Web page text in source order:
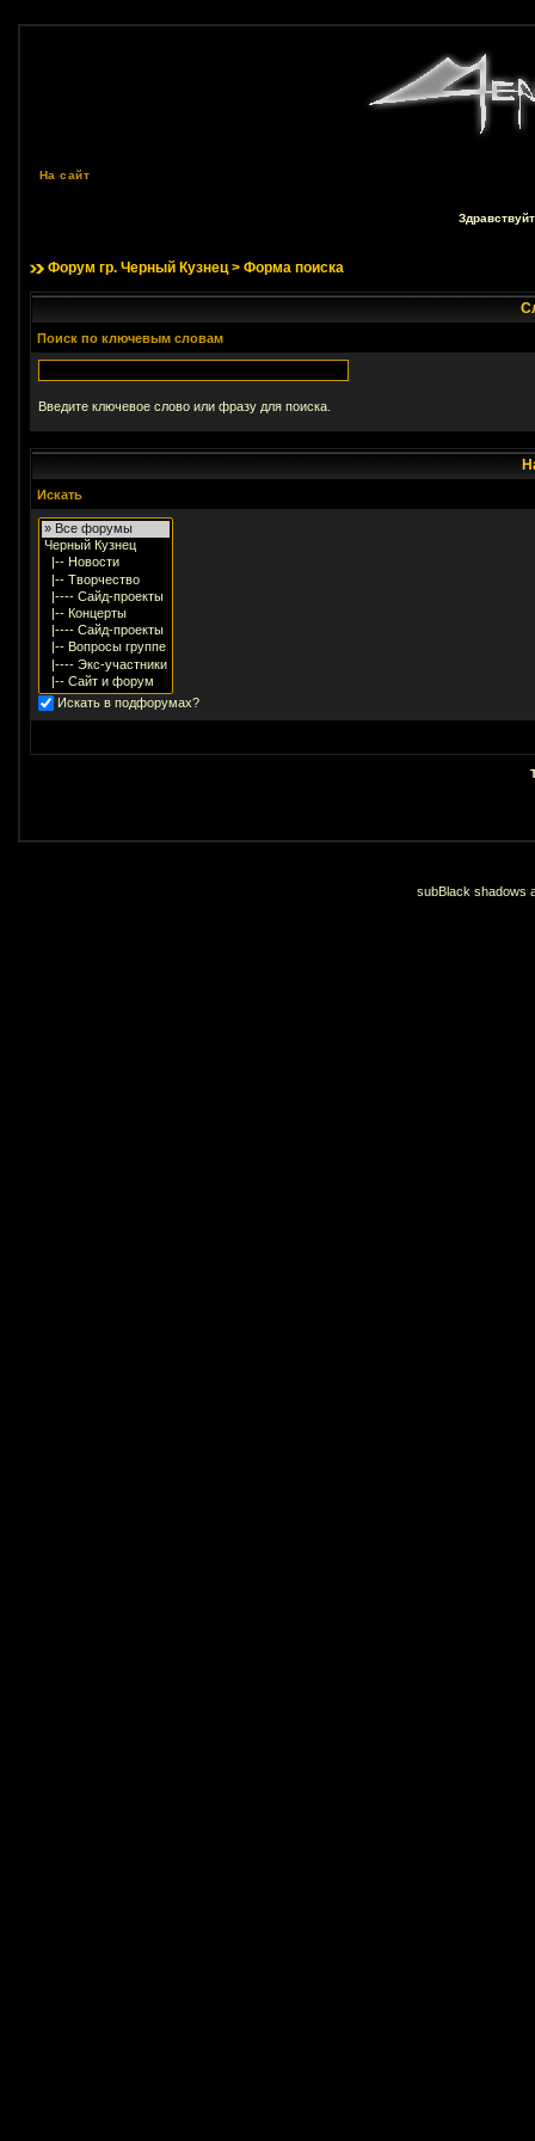
На сайт
Форум гр. Черный Кузнец> Форма поиска
Поиск по ключевым словам
Введите ключевое слово или фразу для поиска.
Искать
Искать в подфорумах?
subBlack shadows